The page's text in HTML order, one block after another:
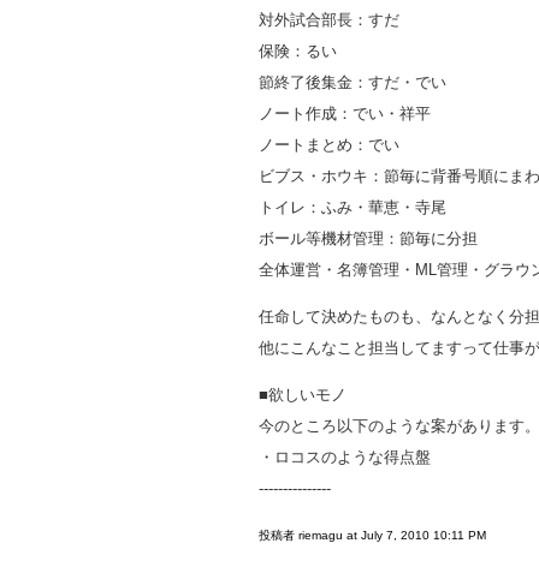
対外試合部長：すだ
保険：るい
節終了後集金：すだ・でい
ノート作成：でい・祥平
ノートまとめ：でい
ビブス・ホウキ：節毎に背番号順にま
トイレ：ふみ・華恵・寺尾
ボール等機材管理：節毎に分担
全体運営・名簿管理・ML管理・グラ
任命して決めたものも、なんとなく分
他にこんなこと担当してますって仕事
■欲しいモノ
今のところ以下のような案があります。
・ロコスのような得点盤
---------------
投稿者 riemagu at July 7, 2010 10:11 PM